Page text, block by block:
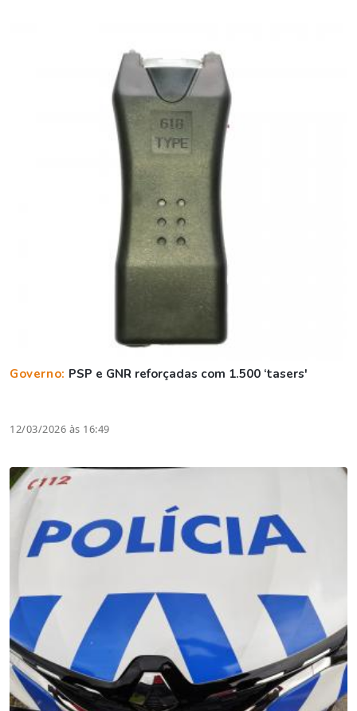
Governo: PSP e GNR reforçadas com 1.500 ‘tasers'
12/03/2026 às 16:49